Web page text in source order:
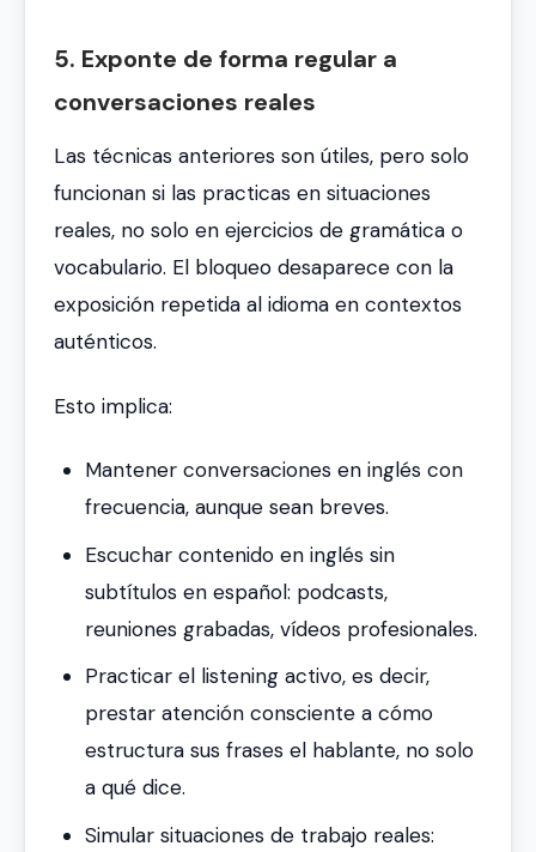
5. Exponte de forma regular a
conversaciones reales
Las técnicas anteriores son útiles, pero solo
funcionan si las practicas en situaciones
reales, no solo en ejercicios de gramática o
vocabulario. El bloqueo desaparece con la
exposición repetida al idioma en contextos
auténticos.
Esto implica:
Mantener conversaciones en inglés con
frecuencia, aunque sean breves.
Escuchar contenido en inglés sin
subtítulos en español: podcasts,
reuniones grabadas, vídeos profesionales.
Practicar el listening activo, es decir,
prestar atención consciente a cómo
estructura sus frases el hablante, no solo
a qué dice.
Simular situaciones de trabajo reales: